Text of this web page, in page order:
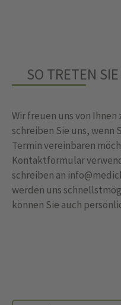
SO TRETEN
Wir freuen uns von
schreiben Sie uns, wenn
Termin vereinbaren
Kontaktformular
schreiben an
werden uns
können Sie auch